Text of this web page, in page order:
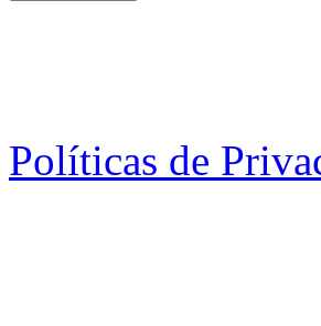
Políticas de